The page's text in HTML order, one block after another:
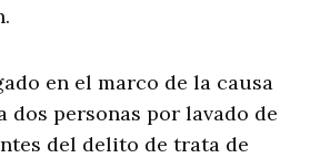
en el marco de la causa
dos personas por lavado de
del delito de trata de